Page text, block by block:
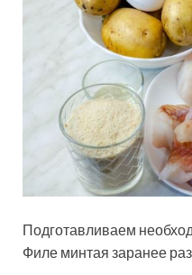
Подготавливаем
Филе минтая заранее